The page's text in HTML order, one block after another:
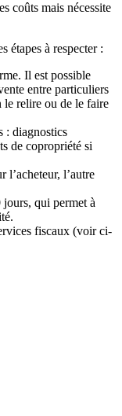
coûts mais nécessite
étapes à respecter :
Il est possible
entre particuliers
le relire ou de le faire
: diagnostics
de copropriété si
l’acheteur, l’autre
jours, qui permet à
fiscaux (voir ci-